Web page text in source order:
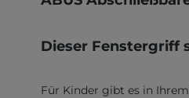
Dieser Fenstergriff
Für Kinder gibt es in